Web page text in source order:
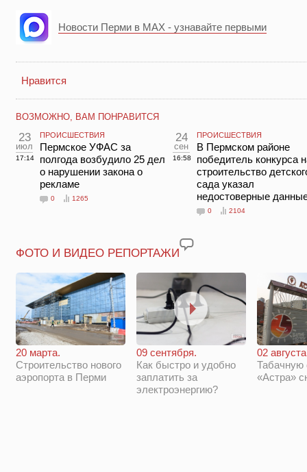
Новости Перми в MAX - узнавайте первыми
Нравится
ВОЗМОЖНО, ВАМ ПОНРАВИТСЯ
23
июл
17:14
ПРОИСШЕСТВИЯ
Пермское УФАС за
полгода возбудило 25 дел
о нарушении закона о
рекламе
0 1265
24
сен
16:58
ПРОИСШЕСТВИЯ
В Пермском районе
победитель конкурса
строительство
сада указал
недостоверные
0 2104
ФОТО И ВИДЕО РЕПОРТАЖИ
20 марта.
Строительство нового
аэропорта в Перми
09 сентября.
Как быстро и удобно
заплатить за
электроэнергию?
02
Табачную
«Астра»